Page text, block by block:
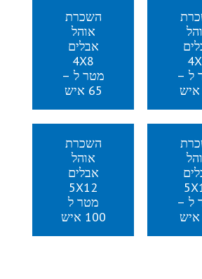
ל –
השכרת
אוהל
אבלים
4X8
מטר ל –
65 איש
ל –
השכרת
אוהל
אבלים
5X12
מטר ל
100 איש